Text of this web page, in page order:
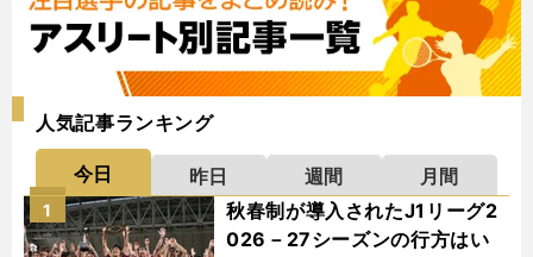
人気記事ランキング
今日 昨日 週間
月間
秋春制が導入されたJ1リーグ2
026－27シーズンの行方はい
1